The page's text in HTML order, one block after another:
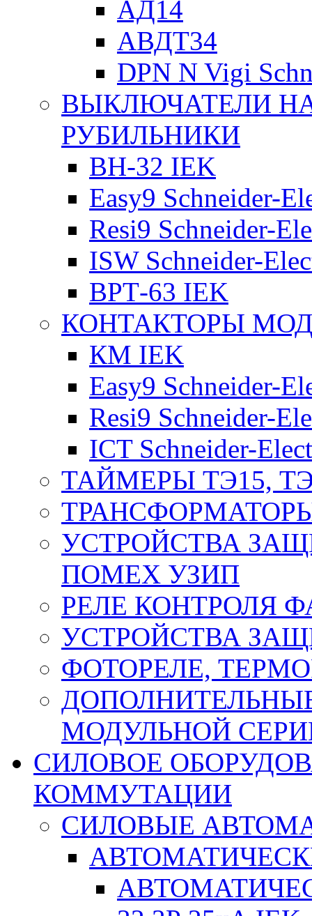
АД14
АВДТ34
DPN N Vigi
ВЫКЛЮЧАТЕЛИ
РУБИЛЬНИКИ
ВН-32 IEK
Easy9 Schneider-
Resi9 Schneider-
ISW Schneider-
ВРТ-63 IEK
КОНТАКТОРЫ
КМ IEK
Easy9 Schneider-
Resi9 Schneider-
ICT Schneider-
ТАЙМЕРЫ ТЭ15,
УСТРОЙСТВА
ПОМЕХ УЗИП
РЕЛЕ КОНТРОЛЯ
УСТРОЙСТВА
ФОТОРЕЛЕ,
МОДУЛЬНОЙ
СИЛОВОЕ
КОММУТАЦИИ
СИЛОВЫЕ